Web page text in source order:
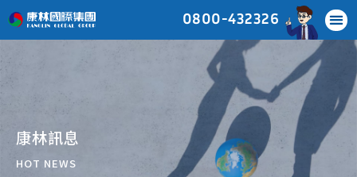
0800-432326
康林訊息
HOT NEWS